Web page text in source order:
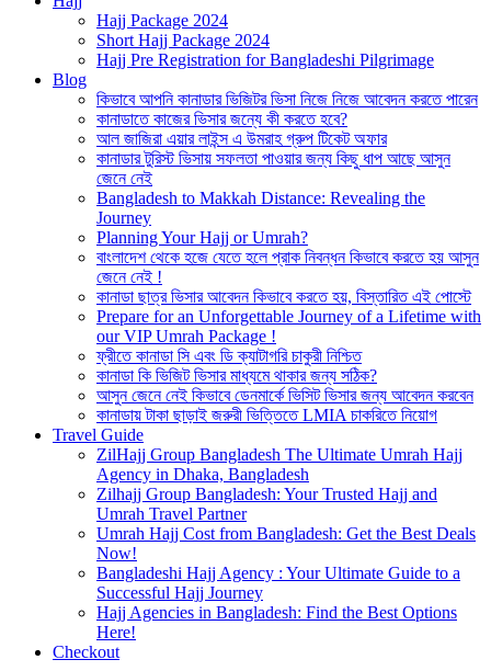
Hajj Package 2024
Short Hajj Package 2024
Hajj Pre Registration for Bangladeshi Pilgrimage
Blog
কিভাবে আপনি কানাডার ভিজিটর ভিসা নিজে নিজে আবেদন করতে পারেন
কানাডাতে কাজের ভিসার জন্যে কী করতে হবে?
আল জাজিরা এয়ার লাইন্স এ উমরাহ গ্রুপ টিকেট অফার
কানাডার টুরিস্ট ভিসায় সফলতা পাওয়ার জন্য কিছু ধাপ আছে আসুন
জেনে নেই
Bangladesh to Makkah Distance: Revealing the
Journey
Planning Your Hajj or Umrah?
বাংলাদেশ থেকে হজে যেতে হলে প্রাক নিবন্ধন কিভাবে করতে হয় আসুন
জেনে নেই !
কানাডা ছাত্র ভিসার আবেদন কিভাবে করতে হয়, বিস্তারিত এই পোস্টে
Prepare for an Unforgettable Journey of a Lifetime with
our VIP Umrah Package !
ফ্রীতে কানাডা সি এবং ডি ক্যাটাগরি চাকুরী নিশ্চিত
কানাডা কি ভিজিট ভিসার মাধ্যমে থাকার জন্য সঠিক?
আসুন জেনে নেই কিভাবে ডেনমার্কে ভিসিট ভিসার জন্য আবেদন করবেন
কানাডায় টাকা ছাড়াই জরুরী ভিত্তিতে LMIA চাকরিতে নিয়োগ
Travel Guide
ZilHajj Group Bangladesh The Ultimate Umrah Hajj
Agency in Dhaka, Bangladesh
Zilhajj Group Bangladesh: Your Trusted Hajj and
Umrah Travel Partner
Umrah Hajj Cost from Bangladesh: Get the Best Deals
Now!
Bangladeshi Hajj Agency : Your Ultimate Guide to a
Successful Hajj Journey
Hajj Agencies in Bangladesh: Find the Best Options
Here!
Checkout